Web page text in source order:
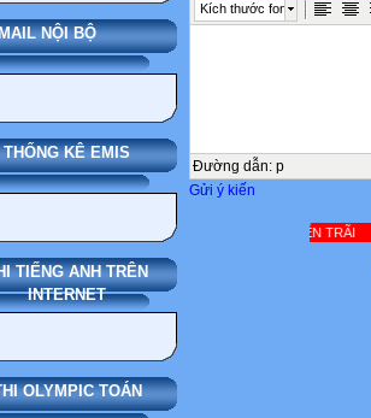
MAIL NỘI BỘ
THỐNG KÊ EMIS
TIẾNG ANH TRÊN
INTERNET
OLYMPIC TOÁN
Kích thước font
Đường dẫn: p
Gửi ý kiến